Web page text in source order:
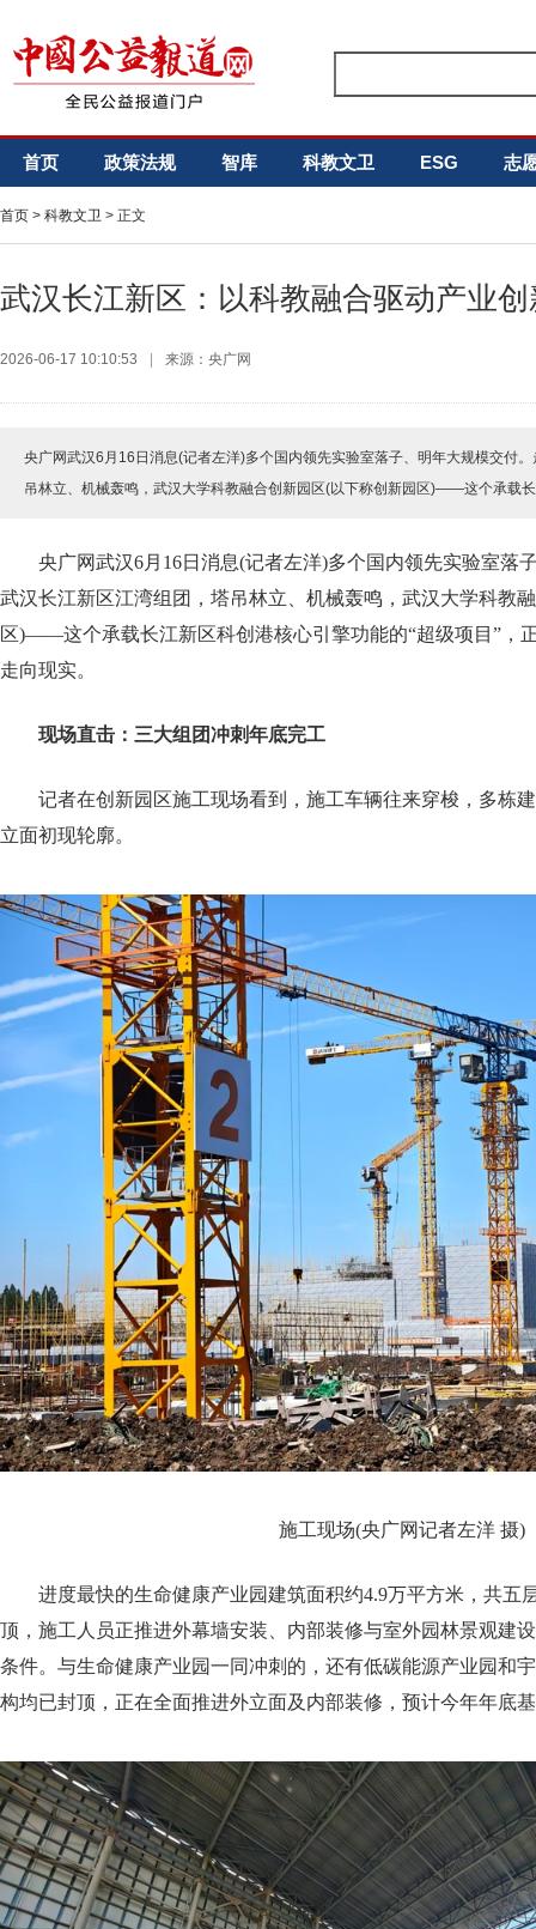
首页 政策法规 智库 科教文卫 ESG 志
首页 > 科教文卫 > 正文
武汉长江新区：以科教融合驱动产业
2026-06-17 10:10:53 来源：央广网
央广网武汉6月16日消息(记者左洋)多个国内领先实验室落子、明年大规模交付
吊林立、机械轰鸣，武汉大学科教融合创新园区(以下称创新园区)——这个承载
央广网武汉6月16日消息(记者左洋)多个国内领先实验室落
武汉长江新区江湾组团，塔吊林立、机械轰鸣，武汉大学科教
区)——这个承载长江新区科创港核心引擎功能的“超级项目”，
走向现实。
现场直击：三大组团冲刺年底完工
记者在创新园区施工现场看到，施工车辆往来穿梭，多栋
立面初现轮廓。
施工现场(央广网记者左洋 摄)
进度最快的生命健康产业园建筑面积约4.9万平方米，共五
顶，施工人员正推进外幕墙安装、内部装修与室外园林景观建
条件。与生命健康产业园一同冲刺的，还有低碳能源产业园和
构均已封顶，正在全面推进外立面及内部装修，预计今年年底